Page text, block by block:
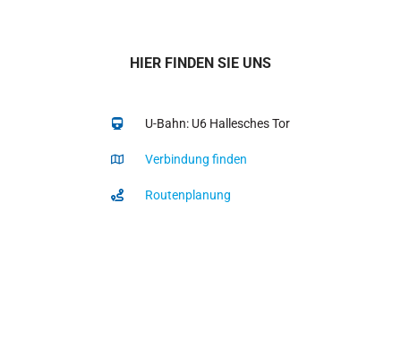
HIER FINDEN SIE UNS
U-Bahn: U6 Hallesches Tor
Verbindung finden
Routenplanung